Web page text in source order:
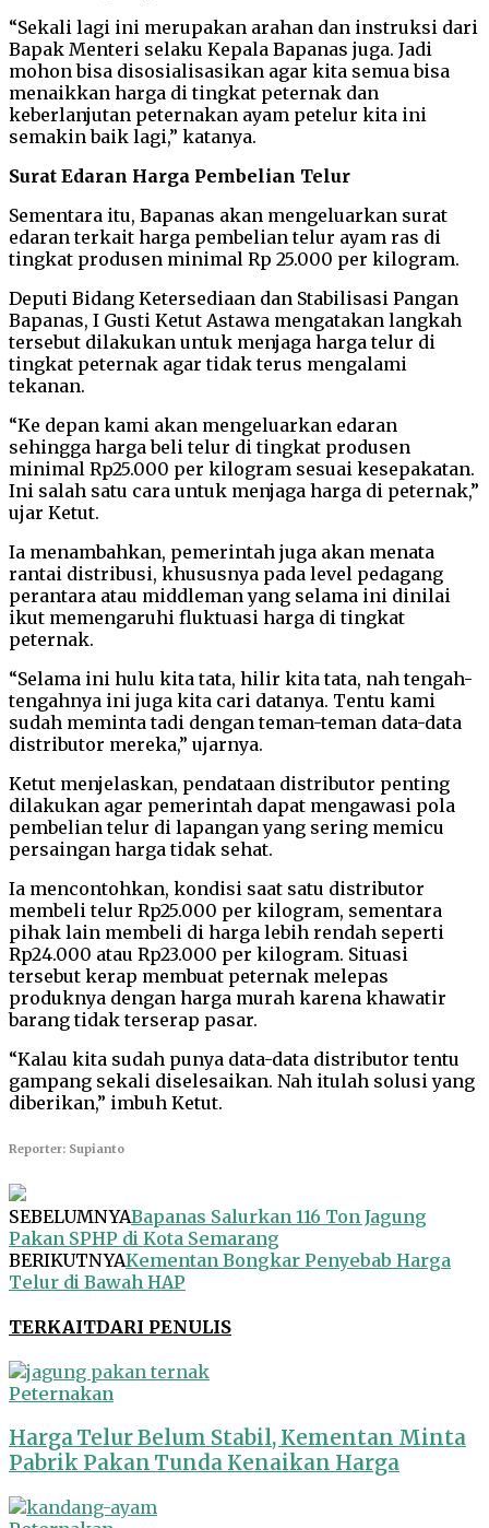
“Sekali lagi ini merupakan arahan dan instruksi dari
Bapak Menteri selaku Kepala Bapanas juga. Jadi
mohon bisa disosialisasikan agar kita semua bisa
menaikkan harga di tingkat peternak dan
keberlanjutan peternakan ayam petelur kita ini
semakin baik lagi,” katanya.
Surat Edaran Harga Pembelian Telur
Sementara itu, Bapanas akan mengeluarkan surat
edaran terkait harga pembelian telur ayam ras di
tingkat produsen minimal Rp 25.000 per kilogram.
Deputi Bidang Ketersediaan dan Stabilisasi Pangan
Bapanas, I Gusti Ketut Astawa mengatakan langkah
tersebut dilakukan untuk menjaga harga telur di
tingkat peternak agar tidak terus mengalami
tekanan.
“Ke depan kami akan mengeluarkan edaran
sehingga harga beli telur di tingkat produsen
minimal Rp25.000 per kilogram sesuai kesepakatan.
Ini salah satu cara untuk menjaga harga di peternak,”
ujar Ketut.
Ia menambahkan, pemerintah juga akan menata
rantai distribusi, khususnya pada level pedagang
perantara atau middleman yang selama ini dinilai
ikut memengaruhi fluktuasi harga di tingkat
peternak.
“Selama ini hulu kita tata, hilir kita tata, nah tengah-
tengahnya ini juga kita cari datanya. Tentu kami
sudah meminta tadi dengan teman-teman data-data
distributor mereka,” ujarnya.
Ketut menjelaskan, pendataan distributor penting
dilakukan agar pemerintah dapat mengawasi pola
pembelian telur di lapangan yang sering memicu
persaingan harga tidak sehat.
Ia mencontohkan, kondisi saat satu distributor
membeli telur Rp25.000 per kilogram, sementara
pihak lain membeli di harga lebih rendah seperti
Rp24.000 atau Rp23.000 per kilogram. Situasi
tersebut kerap membuat peternak melepas
produknya dengan harga murah karena khawatir
barang tidak terserap pasar.
“Kalau kita sudah punya data-data distributor tentu
gampang sekali diselesaikan. Nah itulah solusi yang
diberikan,” imbuh Ketut.
Reporter: Supianto
SEBELUMNYABapanas Salurkan 116 Ton Jagung
Pakan SPHP di Kota Semarang
BERIKUTNYAKementan Bongkar Penyebab Harga
Telur di Bawah HAP
TERKAITDARI PENULIS
Peternakan
Harga Telur Belum Stabil, Kementan Minta
Pabrik Pakan Tunda Kenaikan Harga